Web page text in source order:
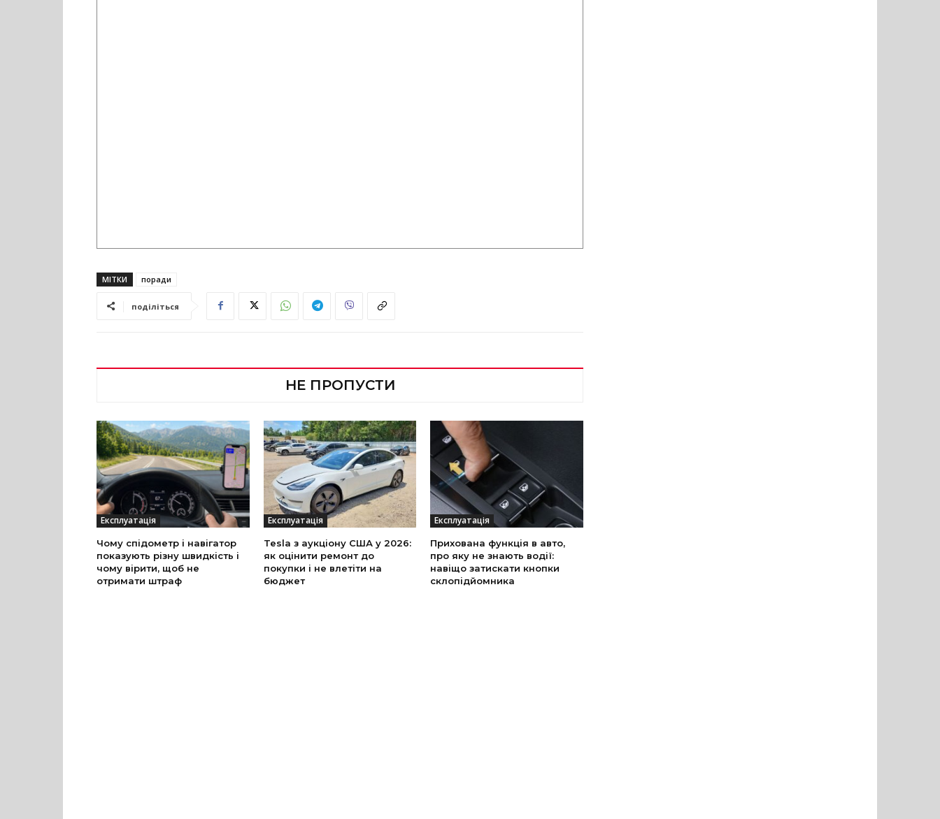
МІТКИ поради
поділіться
НЕ ПРОПУСТИ
Експлуатація
Чому спідометр і навігатор
показують різну швидкість і
чому вірити, щоб не
отримати штраф
Експлуатація
Tesla з аукціону США у 2026:
як оцінити ремонт до
покупки і не влетіти на
бюджет
Експлуатація
Прихована функція в авто,
про яку не знають водії:
навіщо затискати кнопки
склопідйомника